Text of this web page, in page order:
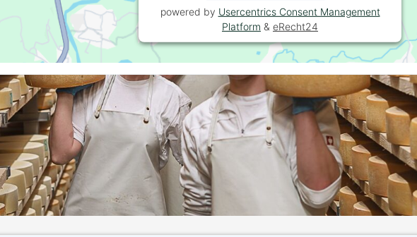
powered by Usercentrics Consent Management
Platform & eRecht24